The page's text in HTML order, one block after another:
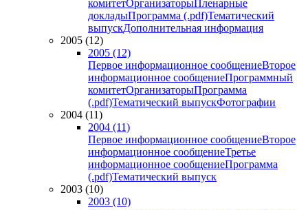
комитетОрганизаторыПленарные
докладыПрограмма (.pdf)Тематический
выпускДополнительная информация
2005 (12)
2005 (12)
Первое информационное сообщениеВторое
информационное сообщениеПрограммный
комитетОрганизаторыПрограмма
(.pdf)Тематический выпускФотографии
2004 (11)
2004 (11)
Первое информационное сообщениеВторое
информационное сообщениеТретье
информационное сообщениеПрограмма
(.pdf)Тематический выпуск
2003 (10)
2003 (10)